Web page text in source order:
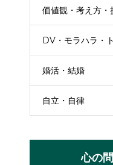
価値観・考え方・
DV・モラハラ・
婚活・結婚
自立・自律
心の